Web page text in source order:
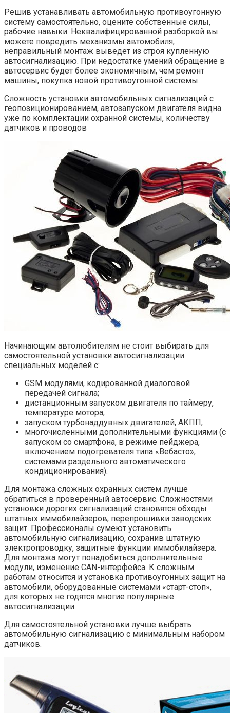
Решив устанавливать автомобильную противоугонную
систему самостоятельно, оцените собственные силы,
рабочие навыки. Неквалифицированной разборкой вы
можете повредить механизмы автомобиля,
неправильный монтаж выведет из строя купленную
автосигнализацию. При недостатке умений обращение в
автосервис будет более экономичным, чем ремонт
машины, покупка новой противоугонной системы.
Сложность установки автомобильных сигнализаций с
геопозиционированием, автозапуском двигателя видна
уже по комплектации охранной системы, количеству
датчиков и проводов
Начинающим автолюбителям не стоит выбирать для
самостоятельной установки автосигнализации
специальных моделей с:
GSM модулями, кодированной диалоговой
передачей сигнала;
дистанционным запуском двигателя по таймеру,
температуре мотора;
запуском турбонаддувных двигателей, АКПП;
многочисленными дополнительными функциями (с
запуском со смартфона, в режиме пейджера,
включением подогревателя типа «Вебасто»,
системами раздельного автоматического
кондиционирования).
Для монтажа сложных охранных систем лучше
обратиться в проверенный автосервис. Сложностями
установки дорогих сигнализаций становятся обходы
штатных иммобилайзеров, перепрошивки заводских
защит. Профессионалы сумеют установить
автомобильную сигнализацию, сохранив штатную
электропроводку, защитные функции иммобилайзера.
Для монтажа могут понадобиться дополнительные
модули, изменение CAN-интерфейса. К сложным
работам относится и установка противоугонных защит на
автомобили, оборудованные системами «старт-стоп»,
для которых не годятся многие популярные
автосигнализации.
Для самостоятельной установки лучше выбрать
автомобильную сигнализацию с минимальным набором
датчиков.